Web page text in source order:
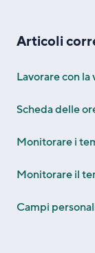
Articoli
Lavorare con
Scheda delle
Monitorare i
Monitorare il
Campi